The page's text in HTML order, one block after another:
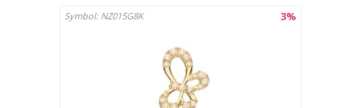
3%
Symbol: NZ015G8K